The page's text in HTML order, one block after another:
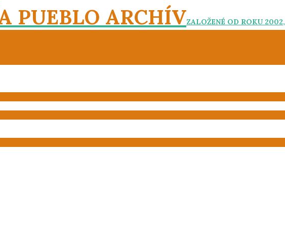
PUEBLO ARCHÍVZALOŽENÉ OD ROKU